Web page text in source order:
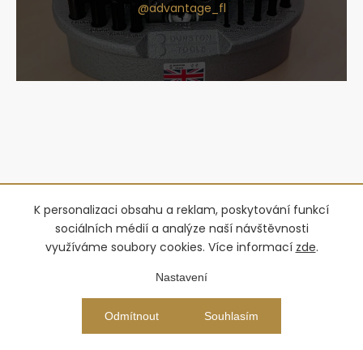
K personalizaci obsahu a reklam, poskytování funkcí
sociálních médií a analýze naší návštěvnosti
využíváme soubory cookies. Více informací zde.
Nastavení
Odmítnout Souhlasím